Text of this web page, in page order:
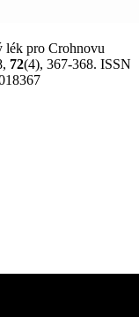
pro Crohnovu
72(4), 367-368. ISSN